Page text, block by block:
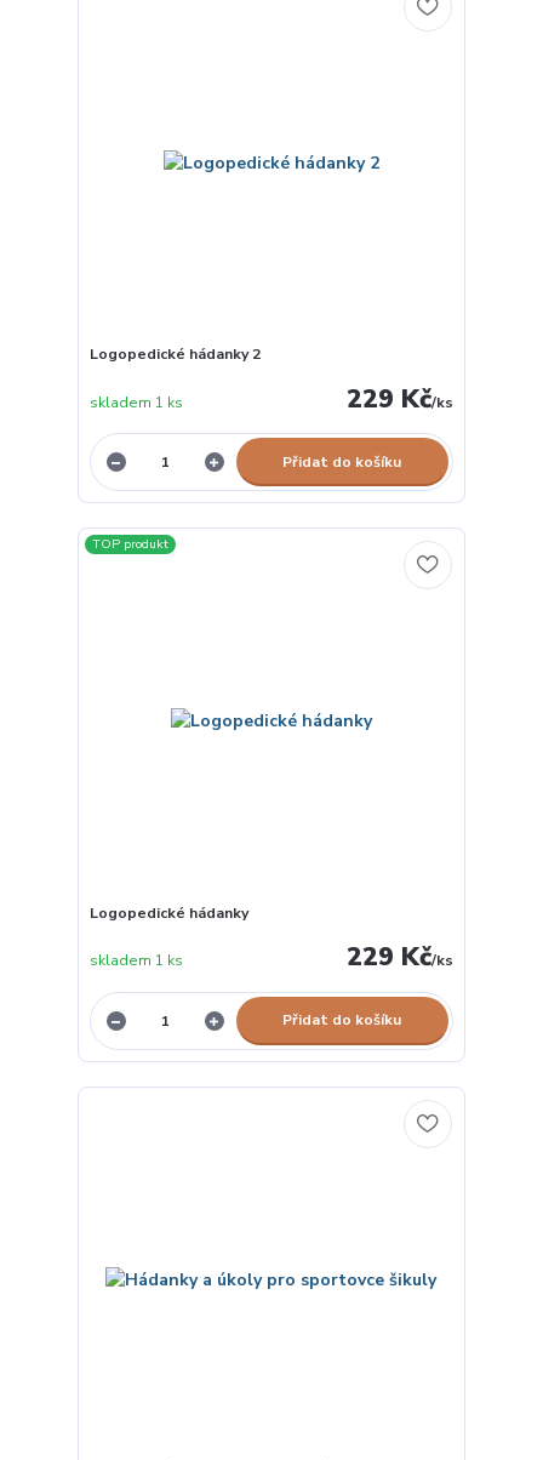
Logopedické hádanky 2
229 Kč/ks
skladem 1 ks
Přidat do košíku
TOP produkt
Logopedické hádanky
229 Kč/ks
skladem 1 ks
Přidat do košíku